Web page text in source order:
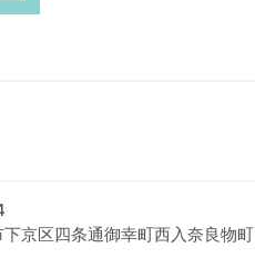
京区四条通御幸町西入奈良物町